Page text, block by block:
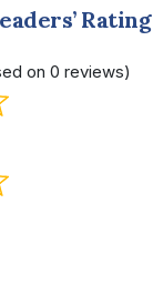
Rating
on 0 reviews)